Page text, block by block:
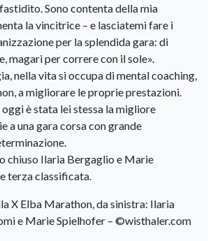
Sono contenta della mia
la vincitrice – e lasciatemi fare i
per la splendida gara: di
magari per correre con il sole».
nella vita si occupa di mental coaching,
a migliorare le proprie prestazioni.
è stata lei stessa la migliore
a una gara corsa con grande
chiuso Ilaria Bergaglio e Marie
terza classificata.
X Elba Marathon, da sinistra: Ilaria
e Marie Spielhofer – ©wisthaler.com